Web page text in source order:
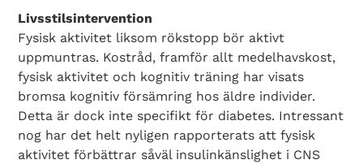
Livsstilsintervention
Fysisk aktivitet liksom rökstopp bör aktivt
uppmuntras. Kostråd, framför allt medelhavskost,
fysisk aktivitet och kognitiv träning har visats
bromsa kognitiv försämring hos äldre individer.
Detta är dock inte specifikt för diabetes. Intressant
nog har det helt nyligen rapporterats att fysisk
aktivitet förbättrar såväl insulinkänslighet i CNS